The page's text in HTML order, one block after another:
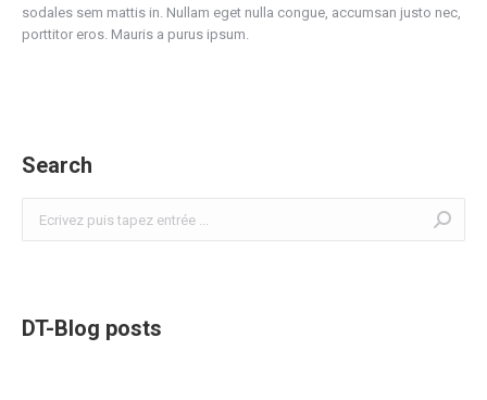
sodales sem mattis in. Nullam eget nulla congue, accumsan justo nec,
porttitor eros. Mauris a purus ipsum.
Search
DT-Blog posts